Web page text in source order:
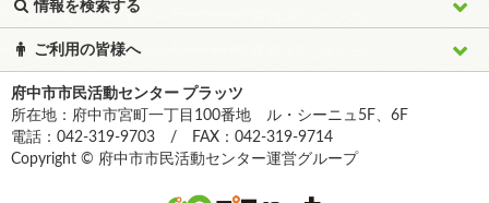
情報を検索する
ご利用の皆様へ
府中市市民活動センター プラッツ
所在地：府中市宮町一丁目100番地 ル・シーニュ5F、6F
電話：042-319-9703 / FAX：042-319-9714
Copyright © 府中市市民活動センター運営グループ